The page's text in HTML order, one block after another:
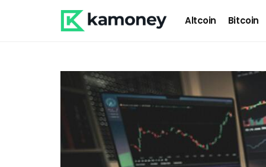
Altcoin Bitcoin